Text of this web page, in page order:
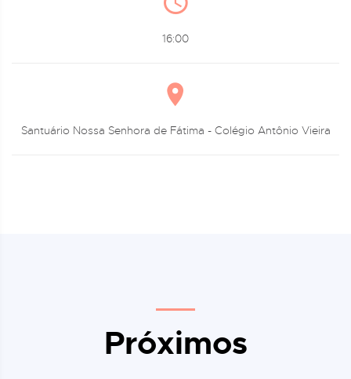
16:00
Santuário Nossa Senhora de Fátima - Colégio Antônio Vieira
Próximos